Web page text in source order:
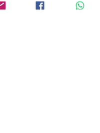
מידה: נדיבה גבר